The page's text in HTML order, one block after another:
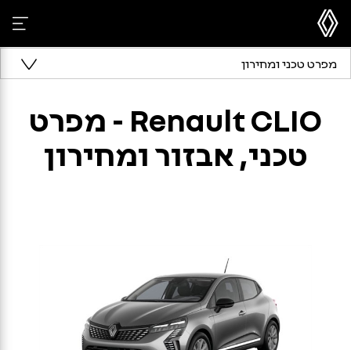
מפרט טכני ומחירון
Renault CLIO - מפרט
טכני, אבזור ומחירון